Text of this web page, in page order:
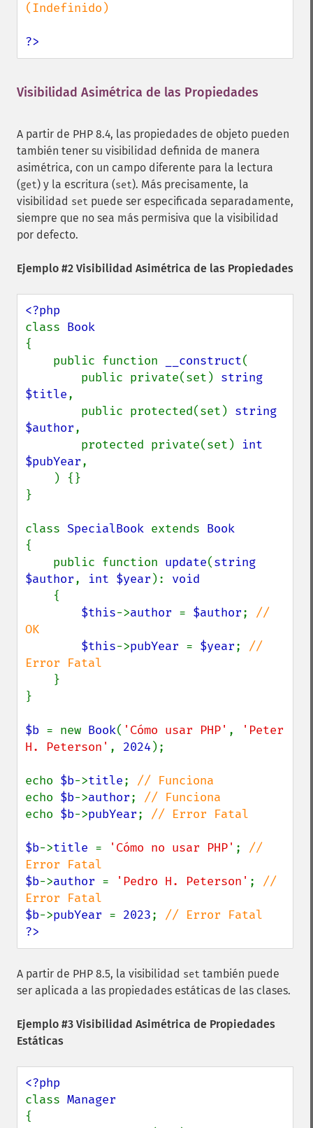
(Indefinido)
?>
Visibilidad Asimétrica de las Propiedades
A partir de PHP 8.4, las propiedades de objeto pueden
también tener su visibilidad definida de manera
asimétrica, con un campo diferente para la lectura
(get) y la escritura (set). Más precisamente, la
visibilidad set puede ser especificada separadamente,
siempre que no sea más permisiva que la visibilidad
por defecto.
Ejemplo #2 Visibilidad Asimétrica de las Propiedades
class
{
    public function
__construct(
        public private(set)
string
$title,
        public protected(set)
string
$author,
        protected private(set)
int
$pubYear,
}
class SpecialBook extends
{
    public function
update(string
$author, int $year ): void
{
$this->author = $author; //
OK
$this->pubYear = $year; //
Error Fatal
}
}
$b = new Book( 'Cómo usar PHP' ,
'Peter
H. Peterson' , 2024 );
echo $b->title;
echo $b->author;
echo $b->pubYear; // Error Fatal
$b->title = 'Cómo no usar PHP' ; //
$b->author = 'Pedro H. Peterson' ; //
$b->pubYear = 2023;
?>
A partir de PHP 8.5, la visibilidad set también puede
ser aplicada a las propiedades estáticas de las clases.
Ejemplo #3 Visibilidad Asimétrica de Propiedades
Estáticas
class
{